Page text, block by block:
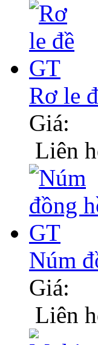
Rơ le
Giá:
Liên
Núm
Giá:
Liên